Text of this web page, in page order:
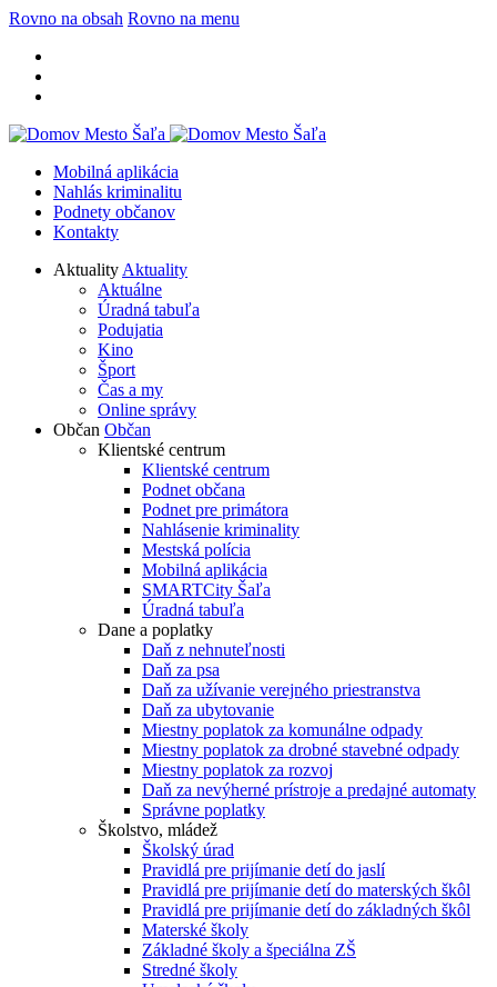
Rovno na obsah Rovno na menu
Mobilná aplikácia
Nahlás kriminalitu
Podnety občanov
Kontakty
Aktuality Aktuality
Aktuálne
Úradná tabuľa
Podujatia
Kino
Šport
Čas a my
Online správy
Občan Občan
Klientské centrum
Klientské centrum
Podnet občana
Podnet pre primátora
Nahlásenie kriminality
Mestská polícia
Mobilná aplikácia
SMARTCity Šaľa
Úradná tabuľa
Dane a poplatky
Daň z nehnuteľnosti
Daň za psa
Daň za užívanie verejného priestranstva
Daň za ubytovanie
Miestny poplatok za komunálne odpady
Miestny poplatok za drobné stavebné odpady
Miestny poplatok za rozvoj
Daň za nevýherné prístroje a predajné automaty
Správne poplatky
Školstvo, mládež
Školský úrad
Pravidlá pre prijímanie detí do jaslí
Pravidlá pre prijímanie detí do materských škôl
Pravidlá pre prijímanie detí do základných škôl
Materské školy
Základné školy a špeciálna ZŠ
Stredné školy